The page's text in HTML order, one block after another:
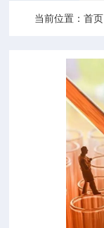
当前位置：首页